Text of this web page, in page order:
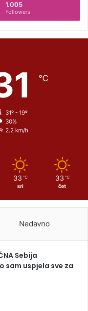
1.005
Followers
℃
31º - 19º
30%
2.2 km/h
33 ℃
sri
33 ℃
čet
Nedavno
Sebija
sam uspjela sve za